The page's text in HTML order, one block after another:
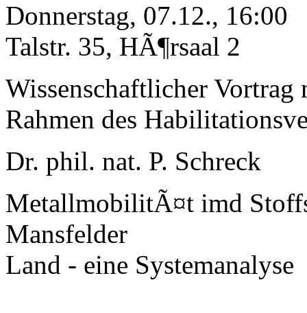
Donnerstag, 07.12., 16:00
Talstr. 35, HÃ¶rsaal 2
Wissenschaftlicher
Rahmen des
Dr. phil. nat. P. Schreck
MetallmobilitÃ¤t imd
Mansfelder
Land - eine Systemanalyse